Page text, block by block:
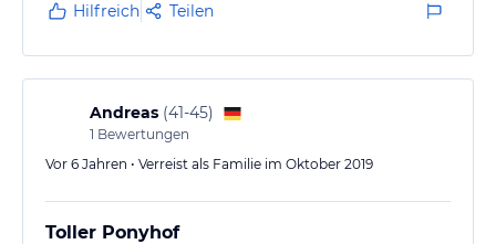
Hilfreich Teilen
Andreas (41-45)
1 Bewertungen
Vor 6 Jahren • Verreist als Familie im Oktober 2019
Toller Ponyhof